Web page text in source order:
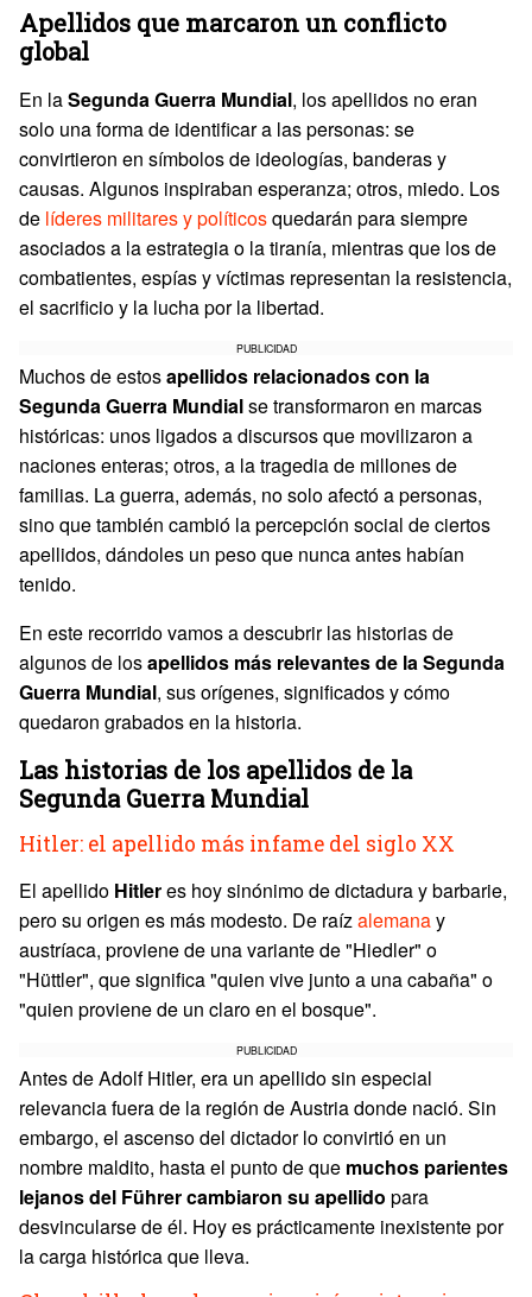
Apellidos que marcaron un conflicto
global
En laSegunda Guerra Mundial, los apellidos no eran
solo una forma de identificar a las personas: se
convirtieron en símbolos de ideologías, banderas y
causas. Algunos inspiraban esperanza; otros, miedo. Los
de líderes militares y políticosquedarán para siempre
asociados a la estrategia o la tiranía, mientras que los de
combatientes, espías y víctimas representan la resistencia,
el sacrificio y la lucha por la libertad.
PUBLICIDAD
Muchos de estosapellidos relacionados con la
Segunda Guerra Mundialse transformaron en marcas
históricas: unos ligados a discursos que movilizaron a
naciones enteras; otros, a la tragedia de millones de
familias. La guerra, además, no solo afectó a personas,
sino que también cambió la percepción social de ciertos
apellidos, dándoles un peso que nunca antes habían
tenido.
En este recorrido vamos a descubrir las historias de
algunos de losapellidos más relevantes de la Segunda
Guerra Mundial, sus orígenes, significados y cómo
quedaron grabados en la historia.
Las historias de los apellidos de la
Segunda Guerra Mundial
Hitler: el apellido más infame del siglo XX
El apellido Hitleres hoy sinónimo de dictadura y barbarie,
pero su origen es más modesto. De raízalemanay
austríaca, proviene de una variante de "Hiedler" o
"Hüttler", que significa "quien vive junto a una cabaña" o
"quien proviene de un claro en el bosque".
PUBLICIDAD
Antes de Adolf Hitler, era un apellido sin especial
relevancia fuera de la región de Austria donde nació. Sin
embargo, el ascenso del dictador lo convirtió en un
nombre maldito, hasta el punto de que muchos parientes
lejanos del Führer cambiaron su apellido para
desvincularse de él. Hoy es prácticamente inexistente por
la carga histórica que lleva.